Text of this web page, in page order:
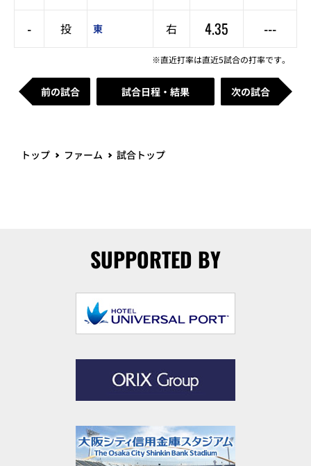
-
投 東 右 4.35 ---
※直近打率は直近5試合の打率です。
前の試合 試合日程・結果 次の試合
トップ ファーム 試合トップ
SUPPORTED BY